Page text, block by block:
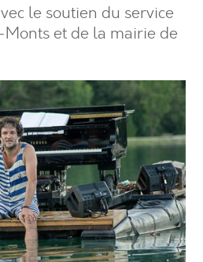
le soutien du service
et de la mairie de